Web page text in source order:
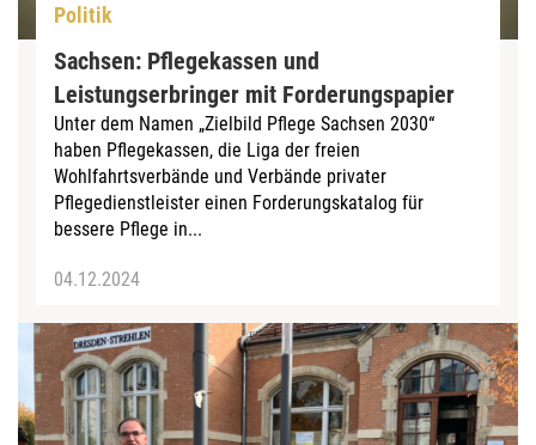
Politik
Sachsen: Pflegekassen und
Leistungserbringer mit Forderungspapier
Unter dem Namen „Zielbild Pflege Sachsen 2030“
haben Pflegekassen, die Liga der freien
Wohlfahrtsverbände und Verbände privater
Pflegedienstleister einen Forderungskatalog für
bessere Pflege in...
04.12.2024